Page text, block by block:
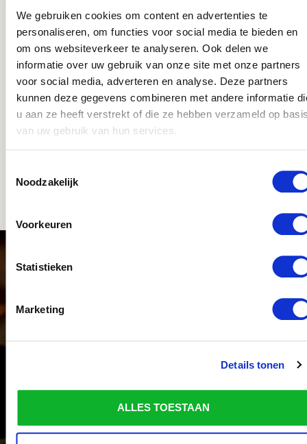
We gebruiken cookies om content en advertenties te
personaliseren, om functies voor social media te bieden en
om ons websiteverkeer te analyseren. Ook delen we
informatie over uw gebruik van onze site met onze partners
voor social media, adverteren en analyse. Deze partners
kunnen deze gegevens combineren met andere informatie
u aan ze heeft verstrekt of die ze hebben verzameld op
van uw gebruik van hun services.
Noodzakelijk
Voorkeuren
Statistieken
Marketing
Details tonen
ALLES TOESTAAN
MELD JE NU AAN VOOR DEZE
OPDRACHT
bij Easzy en krijg direct toegang tot een breed
fulltime job of tijdelijk werk zoekt, met jouw Easzy-